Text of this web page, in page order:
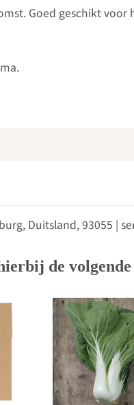
Goed geschikt
Duitsland, 93055
de